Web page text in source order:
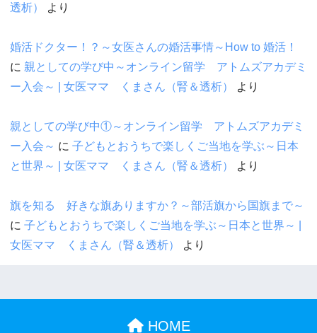
透析）
より
婚活ドクター！？～女医さんの婚活事情～How to 婚活！
に 親としての学び中～オンライン留学 アトムズアカデミ
ー入会～ | 女医ママ くまさん（腎＆透析）
より
親としての学び中①～オンライン留学 アトムズアカデミ
ー入会～ に 子どもとおうちで楽しくご当地を学ぶ～日本
と世界～ | 女医ママ くまさん（腎＆透析）
より
旗を知る 好きな旗ありますか？～部活旗から国旗まで～
に 子どもとおうちで楽しくご当地を学ぶ～日本と世界～ |
女医ママ くまさん（腎＆透析）
より
HOME